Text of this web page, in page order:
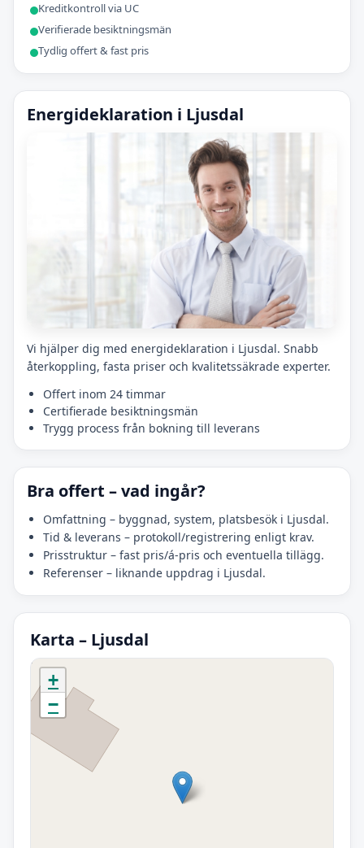
Kreditkontroll via UC
Verifierade besiktningsmän
Tydlig offert & fast pris
Energideklaration i Ljusdal
Vi hjälper dig med energideklaration i Ljusdal. Snabb
återkoppling, fasta priser och kvalitetssäkrade experter.
Offert inom 24 timmar
Certifierade besiktningsmän
Trygg process från bokning till leverans
Bra offert – vad ingår?
Omfattning – byggnad, system, platsbesök i Ljusdal.
Tid & leverans – protokoll/registrering enligt krav.
Prisstruktur – fast pris/á-pris och eventuella tillägg.
Referenser – liknande uppdrag i Ljusdal.
Karta – Ljusdal
Initierar karta…
+
−